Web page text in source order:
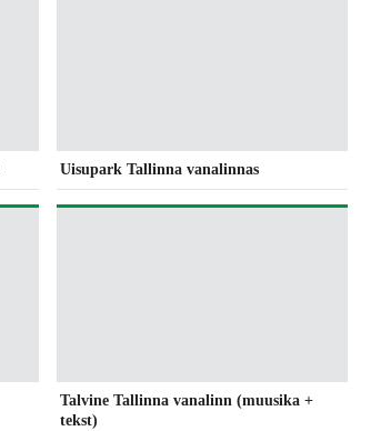
Uisupark Tallinna vanalinnas
Talvine Tallinna vanalinn (muusika +
tekst)